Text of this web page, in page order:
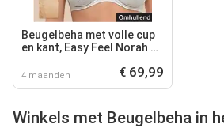
Beugelbeha met volle cup
en kant, Easy Feel Norah by
4 maanden € 69,99
Winkels met Beugelbeha in